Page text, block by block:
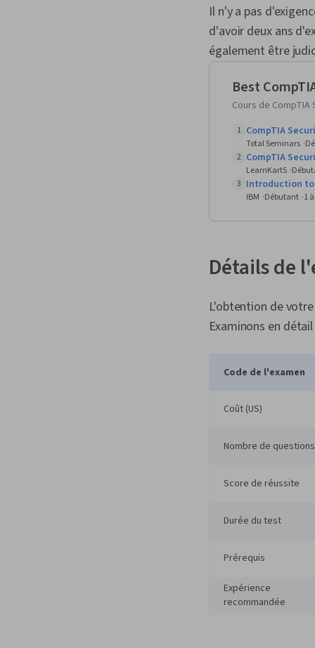
Il n'y a pas
d'avoir deux ans
également être
Best
Cours de
1 CompTIA
Total Seminars
2 CompTIA
LearnKartS
3 Introduction to
IBM Débutant 1
Détails de
L'obtention de
Examinons en
Code de l'examen
Coût (US)
Nombre de questions
Score de réussite
Durée du test
Prérequis
Expérience
recommandée